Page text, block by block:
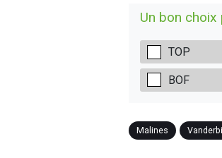
Un bon choix
TOP
BOF
Malines